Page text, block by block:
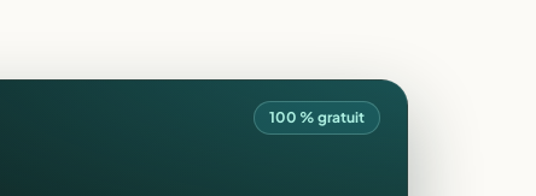
100 % gratuit